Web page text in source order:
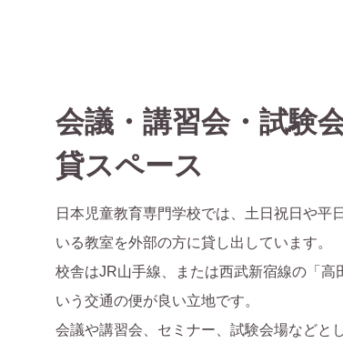
会議・講習会・試験
貸スペース
日本児童教育専門学校では、土日祝日や平
いる教室を外部の方に貸し出しています。
校舎はJR山手線、または西武新宿線の「
いう交通の便が良い立地です。
会議や講習会、セミナー、試験会場などと